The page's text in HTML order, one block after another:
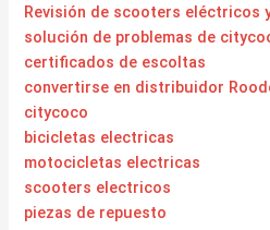
Revisión de scooters eléctricos
solución de problemas de
certificados de escoltas
convertirse en distribuidor
citycoco
bicicletas electricas
motocicletas electricas
scooters electricos
piezas de repuesto